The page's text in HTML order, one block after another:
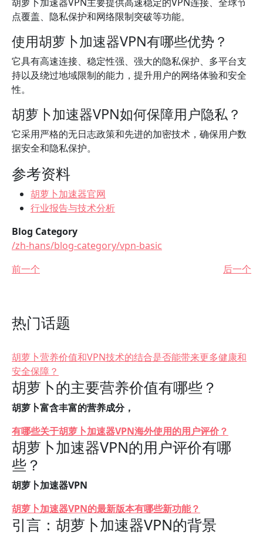
点覆盖、隐私保护和网络限制突破等功能。
使用胡萝卜加速器VPN有哪些优势？
它具有高速连接、稳定性强、强大的隐私保护、多平台支
持以及绕过地域限制的能力，提升用户的网络体验和安全
性。
胡萝卜加速器VPN如何保障用户隐私？
它采用严格的无日志政策和先进的加密技术，确保用户数
据安全和隐私保护。
参考资料
胡萝卜加速器官网
行业报告与技术分析
Blog Category
/zh-hans/blog-category/vpn-basic
前一个
后一个
热门话题
胡萝卜营养价值和VPN技术的结合是否能带来更多健康和
安全保障？
胡萝卜的主要营养价值有哪些？
胡萝卜富含丰富的营养成分，
有哪些关于胡萝卜加速器VPN海外使用的用户评价？
胡萝卜加速器VPN的用户评价有哪
些？
胡萝卜加速器VPN
胡萝卜加速器VPN的最新版本有哪些新功能？
引言：胡萝卜加速器VPN的背景